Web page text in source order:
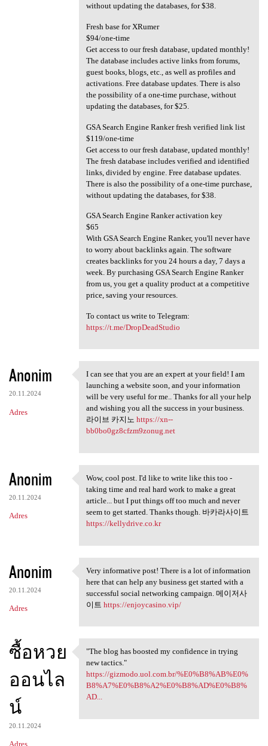
without updating the databases, for $38.
Fresh base for XRumer
$94/one-time
Get access to our fresh database, updated monthly!
The database includes active links from forums,
guest books, blogs, etc., as well as profiles and
activations. Free database updates. There is also
the possibility of a one-time purchase, without
updating the databases, for $25.
GSA Search Engine Ranker fresh verified link list
$119/one-time
Get access to our fresh database, updated monthly!
The fresh database includes verified and identified
links, divided by engine. Free database updates.
There is also the possibility of a one-time purchase,
without updating the databases, for $38.
GSA Search Engine Ranker activation key
$65
With GSA Search Engine Ranker, you'll never have
to worry about backlinks again. The software
creates backlinks for you 24 hours a day, 7 days a
week. By purchasing GSA Search Engine Ranker
from us, you get a quality product at a competitive
price, saving your resources.
To contact us write to Telegram:
https://t.me/DropDeadStudio
Anonim
20.11.2024
Adres
I can see that you are an
I can see that you are an expert at your field! I am
launching a website soon, and your information
will be very useful for me.. Thanks for all your help
and wishing you all the success in your business.
라이브 카지노 https://xn--
bb0bo0gz8cfzm9zonug.net
Anonim
20.11.2024
Adres
Wow, cool post. I'd like to
Wow, cool post. I'd like to write like this too -
taking time and real hard work to make a great
article... but I put things off too much and never
seem to get started. Thanks though. 바카라사이트
https://kellydrive.co.kr
Anonim
20.11.2024
Adres
Very informative post! There
Very informative post! There is a lot of information
here that can help any business get started with a
successful social networking campaign. 메이저사
이트 https://enjoycasino.vip/
ซื้อหวย
ออนไล
น์
20.11.2024
Adres
"The blog has boosted my
"The blog has boosted my confidence in trying
new tactics."
https://gizmodo.uol.com.br/%E0%B8%AB%E0%
B8%A7%E0%B8%A2%E0%B8%AD%E0%B8%
AD...